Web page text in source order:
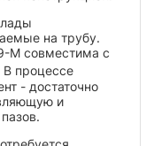
на трубу.
M совместима с
В процессе
- достаточно
и